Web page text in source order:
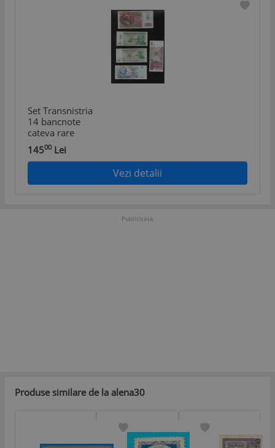
Set Transnistria
14 bancnote
cateva rare
14500 Lei
Vezi detalii
Publicitate
Produse similare de la alena30